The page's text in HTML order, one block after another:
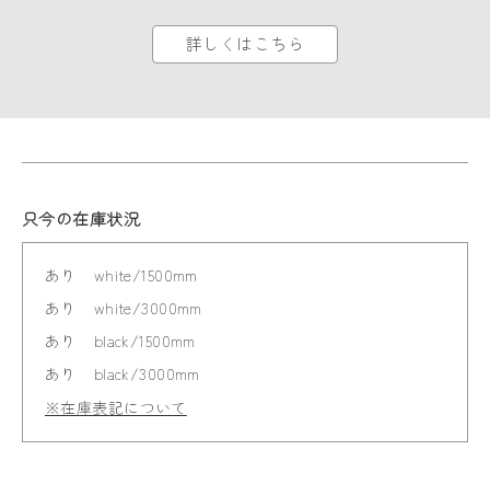
詳しくはこちら
只今の在庫状況
あり
white/1500mm
あり
white/3000mm
あり
black/1500mm
あり
black/3000mm
※在庫表記について